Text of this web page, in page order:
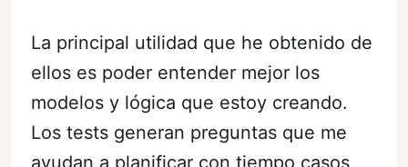
La principal utilidad que he obtenido de
ellos es poder entender mejor los
modelos y lógica que estoy creando.
Los tests generan preguntas que me